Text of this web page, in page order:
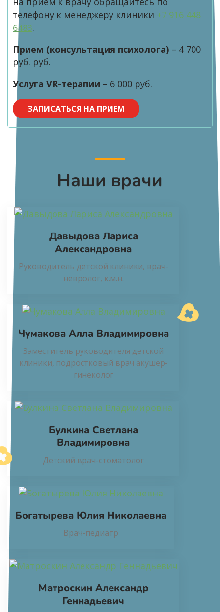
телефону к менеджеру клиники +7 916 448
6483.
Прием (консультация психолога) – 4 700
руб. руб.
Услуга VR-терапии – 6 000 руб.
ЗАПИСАТЬСЯ НА ПРИЕМ
Наши врачи
Давыдова Лариса
Александровна
Руководитель детской клиники, врач-
невролог, к.м.н.
Чумакова Алла Владимировна
Заместитель руководителя детской
клиники, подростковый врач акушер-
гинеколог
Булкина Светлана
Владимировна
Детский врач-стоматолог
Богатырева Юлия Николаевна
Врач-педиатр
Матроскин Александр
Геннадьевич